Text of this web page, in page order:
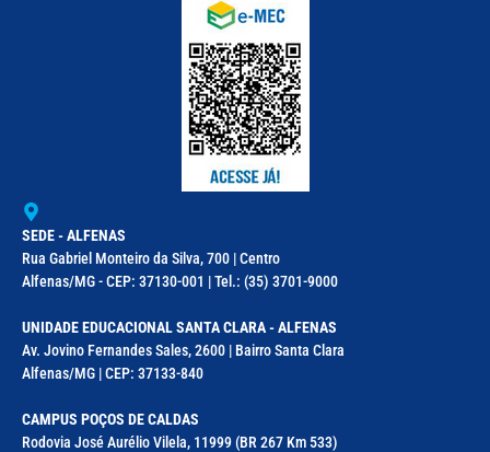
SEDE - ALFENAS
Rua Gabriel Monteiro da Silva, 700 | Centro
Alfenas/MG - CEP: 37130-001 | Tel.: (35) 3701-9000
UNIDADE EDUCACIONAL SANTA CLARA - ALFENAS
Av. Jovino Fernandes Sales, 2600 | Bairro Santa Clara
Alfenas/MG | CEP: 37133-840
CAMPUS POÇOS DE CALDAS
Rodovia José Aurélio Vilela, 11999 (BR 267 Km 533)